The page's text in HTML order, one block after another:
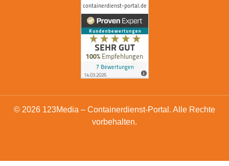
© 2026 123Media – Containerdienst-Portal. Alle Rechte
vorbehalten.